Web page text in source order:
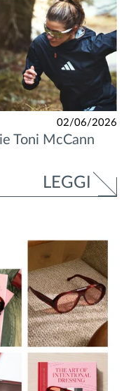
02/06/2026
Toni McCann
LEGGI